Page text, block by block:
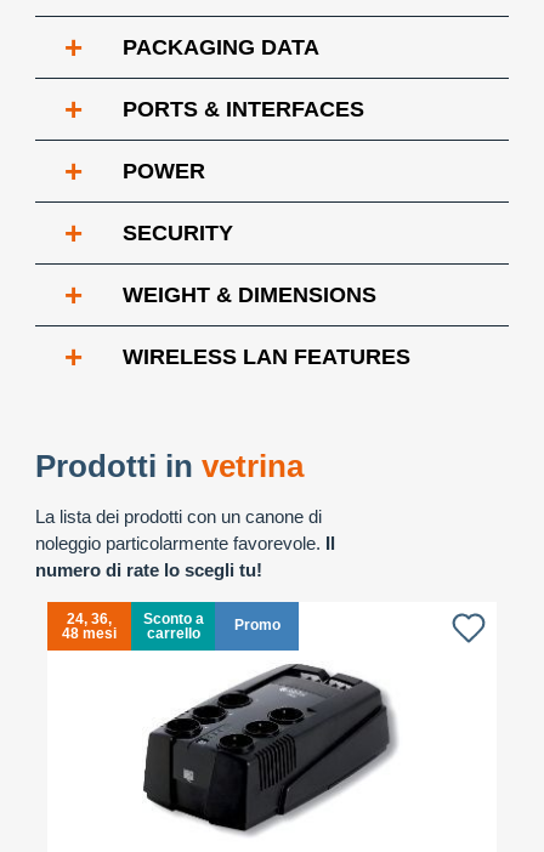
+
PACKAGING DATA
+ PORTS & INTERFACES
+ POWER
+ SECURITY
+ WEIGHT & DIMENSIONS
+ WIRELESS LAN FEATURES
Prodotti in vetrina
La lista dei prodotti con un canone di
noleggio particolarmente favorevole. Il
numero di rate lo scegli tu!
24, 36,
48 mesi
Sconto a
carrello
Promo